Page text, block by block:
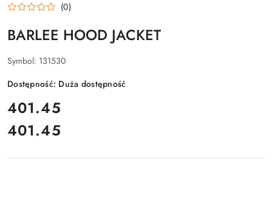
(0)
BARLEE HOOD JACKET
Symbol: 131530
Dostępność: Duża dostępność
cena:
401.45
Cena:
401.45